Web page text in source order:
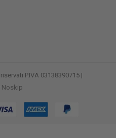
P.IVA 03138390715 |
Noskip